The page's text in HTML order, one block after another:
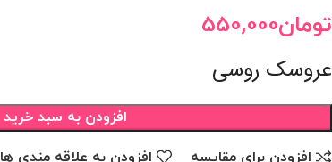
تومان550,000
عروسک روسی
افزودن به سبد خرید
افزودن برای مقایسه افزودن به علاقه مندی ها